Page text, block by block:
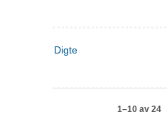
Digte
1–10 av 24